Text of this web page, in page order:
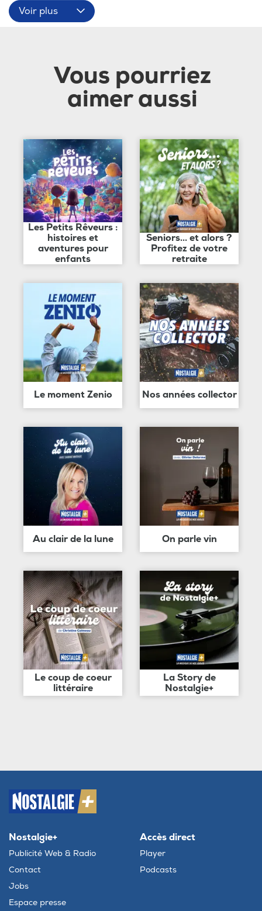
Voir plus
Vous pourriez
aimer aussi
Les Petits Rêveurs :
histoires et
aventures pour
enfants
Seniors... et alors ?
Profitez de votre
retraite
Le moment Zenio Nos années collector
Au clair de la lune On parle vin
Le coup de coeur
littéraire
La Story de
Nostalgie+
Nostalgie+
Publicité Web & Radio
Contact
Jobs
Espace presse
Accès direct
Player
Podcasts